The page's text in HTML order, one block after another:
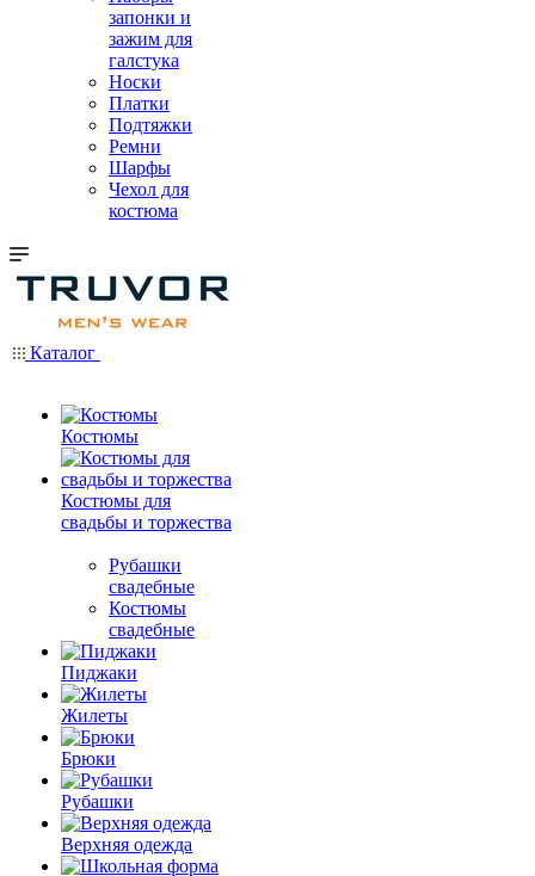
запонки и
зажим для
галстука
Носки
Платки
Подтяжки
Ремни
Шарфы
Чехол для
костюма
Каталог
Костюмы
Костюмы для
свадьбы и торжества
Рубашки
свадебные
Костюмы
свадебные
Пиджаки
Жилеты
Брюки
Рубашки
Верхняя одежда